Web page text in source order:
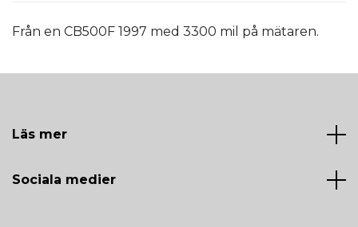
Från en CB500F 1997 med 3300 mil på mätaren.
Läs mer
Sociala medier